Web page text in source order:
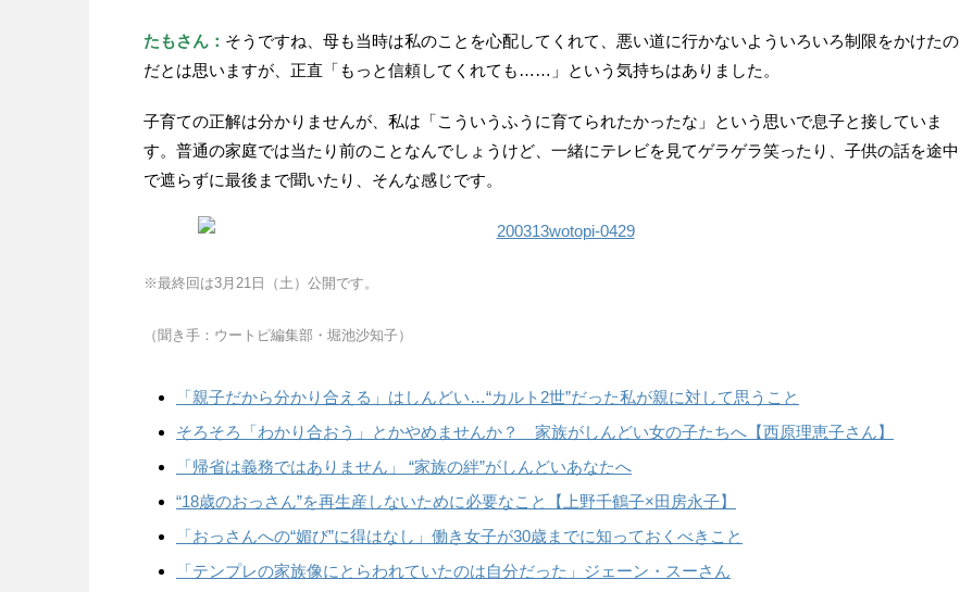
たもさん： そうですね、母も当時は私のことを心配してくれて、悪い道に行かないよういろいろ制限をかけたの
だとは思いますが、正直「もっと信頼してくれても……」という気持ちはありました。
子育ての正解は分かりませんが、私は「こういうふうに育てられたかったな」という思いで息子と接していま
す。普通の家庭では当たり前のことなんでしょうけど、一緒にテレビを見てゲラゲラ笑ったり、子供の話を途中
で遮らずに最後まで聞いたり、そんな感じです。
※最終回は3月21日（土）公開です。
（聞き手：ウートピ編集部・堀池沙知子）
「親子だから分かり合える」はしんどい…“カルト2世”だった私が親に対して思うこと
そろそろ「わかり合おう」とかやめませんか？ 家族がしんどい女の子たちへ【西原理恵子さん】
「帰省は義務ではありません」 “家族の絆”がしんどいあなたへ
“18歳のおっさん”を再生産しないために必要なこと【上野千鶴子×田房永子】
「おっさんへの“媚び”に得はなし」働き女子が30歳までに知っておくべきこと
「テンプレの家族像にとらわれていたのは自分だった」ジェーン・スーさん